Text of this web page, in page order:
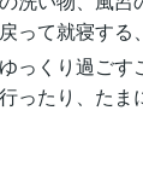
って就寝する
っくり過ごす
ったり、たま